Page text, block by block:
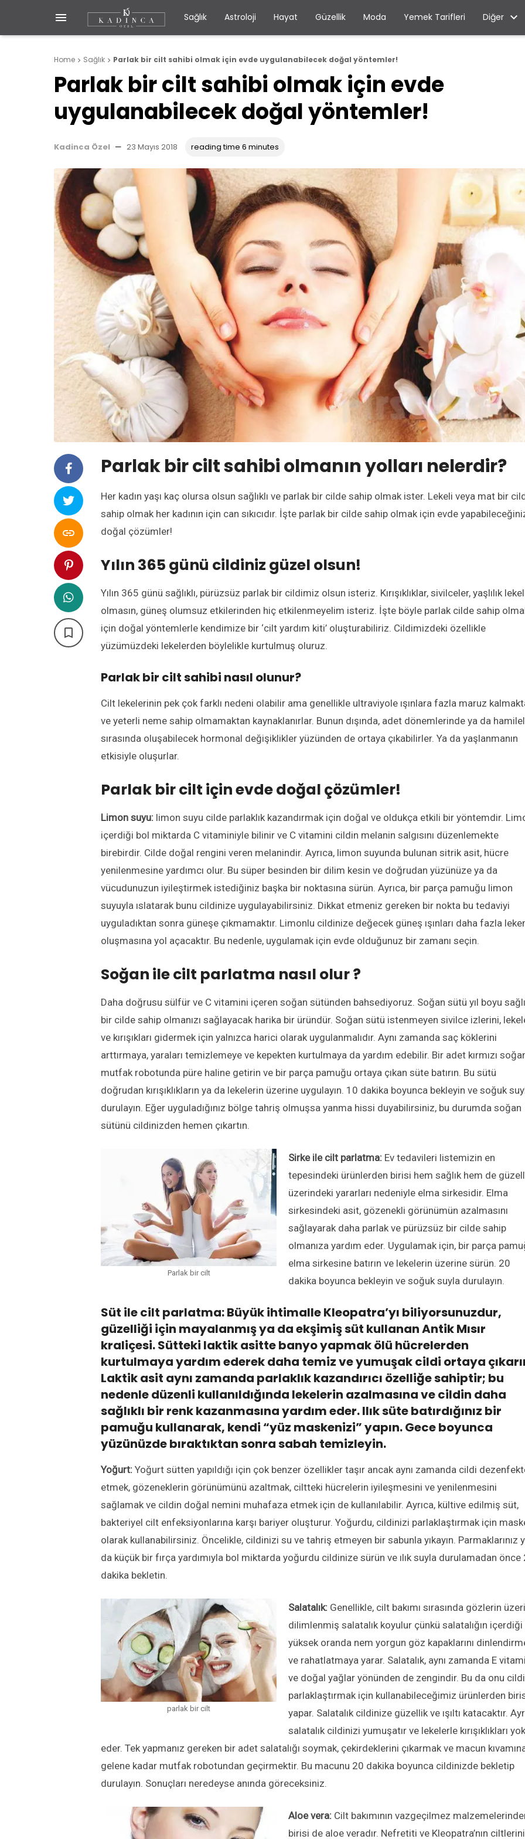
 Sağlık Astroloji Hayat Güzellik Moda Yemek Tarifleri Diğer
Home  Sağlık  Parlak bir cilt sahibi olmak için evde uygulanabilecek doğal yöntemler!
Parlak bir cilt sahibi olmak için evde
uygulanabilecek doğal yöntemler!
Kadinca Özel — 23 Mayıs 2018 reading time 6 minutes


Parlak bir cilt sahibi olmanın yolları nelerdir?
Her kadın yaşı kaç olursa olsun sağlıklı ve parlak bir cilde sahip olmak ister. Lekeli veya mat bir
sahip olmak her kadının için can sıkıcıdır. İşte parlak bir cilde sahip olmak için evde
doğal çözümler!
Yılın 365 günü cildiniz güzel olsun!
Yılın 365 günü sağlıklı, pürüzsüz parlak bir cildimiz olsun isteriz. Kırışıklıklar, sivilceler, yaşlılık
olmasın, güneş olumsuz etkilerinden hiç etkilenmeyelim isteriz. İşte böyle parlak cilde sahip
için doğal yöntemlerle kendimize bir ‘cilt yardım kiti’ oluşturabiliriz. Cildimizdeki özellikle
yüzümüzdeki lekelerden böylelikle kurtulmuş oluruz.
Parlak bir cilt sahibi nasıl olunur?
Cilt lekelerinin pek çok farklı nedeni olabilir ama genellikle ultraviyole ışınlara fazla maruz
ve yeterli neme sahip olmamaktan kaynaklanırlar. Bunun dışında, adet dönemlerinde ya da
sırasında oluşabilecek hormonal değişiklikler yüzünden de ortaya çıkabilirler. Ya da yaşlanmanın
etkisiyle oluşurlar.
Parlak bir cilt için evde doğal çözümler!
Limon suyu: limon suyu cilde parlaklık kazandırmak için doğal ve oldukça etkili bir yöntemdir.
içerdiği bol miktarda C vitaminiyle bilinir ve C vitamini cildin melanin salgısını düzenlemekte
birebirdir. Cilde doğal rengini veren melanindir. Ayrıca, limon suyunda bulunan sitrik asit, hücre
yenilenmesine yardımcı olur. Bu süper besinden bir dilim kesin ve doğrudan yüzünüze ya da
vücudunuzun iyileştirmek istediğiniz başka bir noktasına sürün. Ayrıca, bir parça pamuğu limon
suyuyla ıslatarak bunu cildinize uygulayabilirsiniz. Dikkat etmeniz gereken bir nokta bu tedaviyi
uyguladıktan sonra güneşe çıkmamaktır. Limonlu cildinize değecek güneş ışınları daha fazla
oluşmasına yol açacaktır. Bu nedenle, uygulamak için evde olduğunuz bir zamanı seçin.
Soğan ile cilt parlatma nasıl olur ?
Daha doğrusu sülfür ve C vitamini içeren soğan sütünden bahsediyoruz. Soğan sütü yıl boyu
bir cilde sahip olmanızı sağlayacak harika bir üründür. Soğan sütü istenmeyen sivilce izlerini,
ve kırışıkları gidermek için yalnızca harici olarak uygulanmalıdır. Aynı zamanda saç köklerini
arttırmaya, yaraları temizlemeye ve kepekten kurtulmaya da yardım edebilir. Bir adet kırmızı
mutfak robotunda püre haline getirin ve bir parça pamuğu ortaya çıkan süte batırın. Bu sütü
doğrudan kırışıklıkların ya da lekelerin üzerine uygulayın. 10 dakika boyunca bekleyin ve soğuk
durulayın. Eğer uyguladığınız bölge tahriş olmuşsa yanma hissi duyabilirsiniz, bu durumda soğan
sütünü cildinizden hemen çıkartın.
Parlak bir cilt
Sirke ile cilt parlatma: Ev tedavileri listemizin en
tepesindeki ürünlerden birisi hem sağlık hem de
üzerindeki yararları nedeniyle elma sirkesidir. Elma
sirkesindeki asit, gözenekli görünümün azalmasını
sağlayarak daha parlak ve pürüzsüz bir cilde sahip
olmanıza yardım eder. Uygulamak için, bir parça
elma sirkesine batırın ve lekelerin üzerine sürün. 20
dakika boyunca bekleyin ve soğuk suyla durulayın.
Süt ile cilt parlatma:Büyük ihtimalle Kleopatra’yı biliyorsunuzdur,
güzelliği için mayalanmış ya da ekşimiş süt kullanan Antik Mısır
kraliçesi. Sütteki laktik asitte banyo yapmak ölü hücrelerden
kurtulmaya yardım ederek daha temiz ve yumuşak cildi ortaya
Laktik asit aynı zamanda parlaklık kazandırıcı özelliğe sahiptir; bu
nedenle düzenli kullanıldığında lekelerin azalmasına ve cildin daha
sağlıklı bir renk kazanmasına yardım eder. Ilık süte batırdığınız bir
pamuğu kullanarak, kendi “yüz maskenizi” yapın. Gece boyunca
yüzünüzde bıraktıktan sonra sabah temizleyin.
Yoğurt: Yoğurt sütten yapıldığı için çok benzer özellikler taşır ancak aynı zamanda cildi
etmek, gözeneklerin görünümünü azaltmak, ciltteki hücrelerin iyileşmesini ve yenilenmesini
sağlamak ve cildin doğal nemini muhafaza etmek için de kullanılabilir. Ayrıca, kültive edilmiş süt,
bakteriyel cilt enfeksiyonlarına karşı bariyer oluşturur. Yoğurdu, cildinizi parlaklaştırmak için
olarak kullanabilirsiniz. Öncelikle, cildinizi su ve tahriş etmeyen bir sabunla yıkayın. Parmaklarınız
da küçük bir fırça yardımıyla bol miktarda yoğurdu cildinize sürün ve ılık suyla durulamadan önce
dakika bekletin.
parlak bir cilt
Salatalık: Genellikle, cilt bakımı sırasında gözlerin
dilimlenmiş salatalık koyulur çünkü salatalığın içerdiği
yüksek oranda nem yorgun göz kapaklarını
ve rahatlatmaya yarar. Salatalık, aynı zamanda E
ve doğal yağlar yönünden de zengindir. Bu da onu cildi
parlaklaştırmak için kullanabileceğimiz ürünlerden
yapar. Salatalık cildinize güzellik ve ışıltı katacaktır.
salatalık cildinizi yumuşatır ve lekelerle kırışıklıkları yok
eder. Tek yapmanız gereken bir adet salatalığı soymak, çekirdeklerini çıkarmak ve macun
gelene kadar mutfak robotundan geçirmektir. Bu macunu 20 dakika boyunca cildinizde bekletip
durulayın. Sonuçları neredeyse anında göreceksiniz.
Aloe vera: Cilt bakımının vazgeçilmez
birisi de aloe veradır. Nefretiti ve Kleopatra’nın